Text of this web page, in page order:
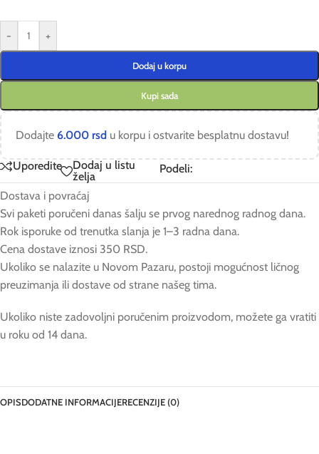
- +
Dodaj u korpu
Kupi sada
Dodajte 6.000 rsd u korpu i ostvarite besplatnu dostavu!
Uporedite
Dodaj u listu
želja
Podeli:
Dostava i povraćaj
Svi paketi poručeni danas šalju se prvog narednog radnog dana.
Rok isporuke od trenutka slanja je 1–3 radna dana.
Cena dostave iznosi 350 RSD.
Ukoliko se nalazite u Novom Pazaru, postoji mogućnost ličnog
preuzimanja ili dostave od strane našeg tima.
Ukoliko niste zadovoljni poručenim proizvodom, možete ga vratiti
u roku od 14 dana.
OPISDODATNE INFORMACIJERECENZIJE (0)